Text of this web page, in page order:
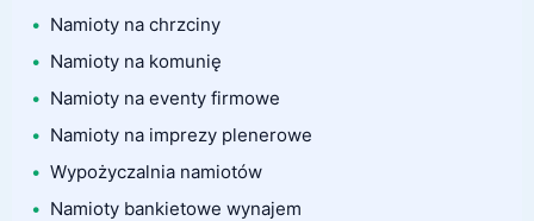
Namioty na chrzciny
Namioty na komunię
Namioty na eventy firmowe
Namioty na imprezy plenerowe
Wypożyczalnia namiotów
Namioty bankietowe wynajem